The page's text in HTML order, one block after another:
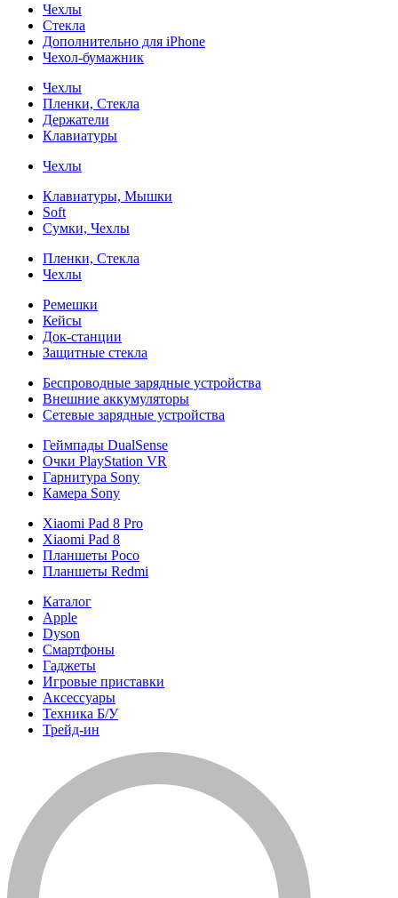
Чехлы
Стекла
Дополнительно для iPhone
Чехол-бумажник
Чехлы
Пленки, Стекла
Держатели
Клавиатуры
Чехлы
Клавиатуры, Мышки
Soft
Сумки, Чехлы
Пленки, Стекла
Чехлы
Ремешки
Кейсы
Док-станции
Защитные стекла
Беспроводные зарядные устройства
Внешние аккумуляторы
Сетевые зарядные устройства
Геймпады DualSense
Очки PlayStation VR
Гарнитура Sony
Камера Sony
Xiaomi Pad 8 Pro
Xiaomi Pad 8
Планшеты Poco
Планшеты Redmi
Каталог
Apple
Dyson
Смартфоны
Гаджеты
Игровые приставки
Аксессуары
Техника Б/У
Трейд-ин